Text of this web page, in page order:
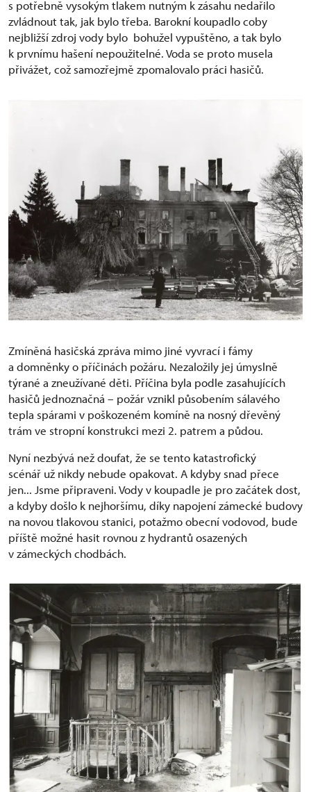
s potřebně vysokým tlakem nutným k zásahu nedařilo
zvládnout tak, jak bylo třeba. Barokní koupadlo coby
nejbližší zdroj vody bylo bohužel vypuštěno, a tak bylo
k prvnímu hašení nepoužitelné. Voda se proto musela
přivážet, což samozřejmě zpomalovalo práci hasičů.
Zmíněná hasičská zpráva mimo jiné vyvrací i fámy
a domněnky o příčinách požáru. Nezaložily jej úmyslně
týrané a zneužívané děti. Příčina byla podle zasahujících
hasičů jednoznačná – požár vznikl působením sálavého
tepla spárami v poškozeném komíně na nosný dřevěný
trám ve stropní konstrukci mezi 2. patrem a půdou.
Nyní nezbývá než doufat, že se tento katastrofický
scénář už nikdy nebude opakovat. A kdyby snad přece
jen... Jsme připraveni. Vody v koupadle je pro začátek dost,
a kdyby došlo k nejhoršímu, díky napojení zámecké budovy
na novou tlakovou stanici, potažmo obecní vodovod, bude
příště možné hasit rovnou z hydrantů osazených
v zámeckých chodbách.